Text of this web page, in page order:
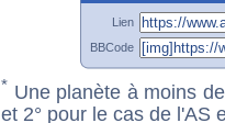
Lien
BBCode
* Une planète à moins
et 2° pour le cas de l'AS